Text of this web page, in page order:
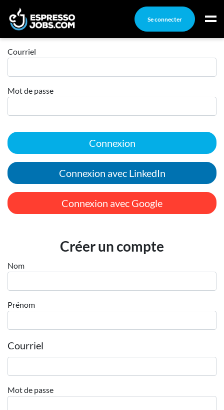
Se connecter
Connexion
Emplois
Ma boîte à outils
Conseils carrière
Nos chroniques
Inscrivez-vous à l'infolettre
Publiez une offre d'emploi
Connexion
Courriel
Mot de passe
Connexion
Connexion avec LinkedIn
Connexion avec Google
Créer un compte
Nom
Prénom
Courriel
Mot de passe